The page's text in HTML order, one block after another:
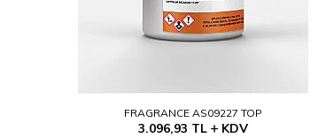
FRAGRANCE AS09227 TOP
3.096,93 TL KDV